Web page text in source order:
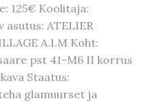
125€ Koolitaja:
ATELIER
A.I.M Koht:
pst 41-M6 II korrus
Staatus:
glamuurset ja